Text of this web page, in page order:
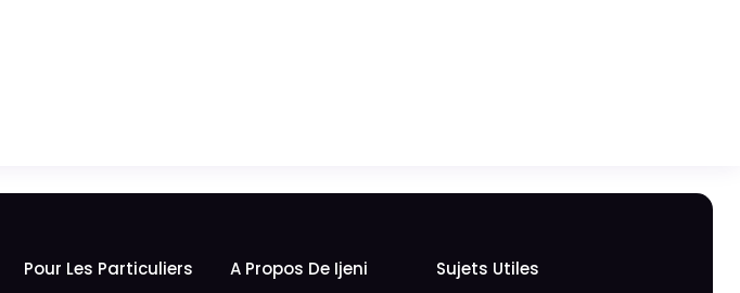
Pour Les Particuliers
A Propos De Ijeni
Sujets Utiles